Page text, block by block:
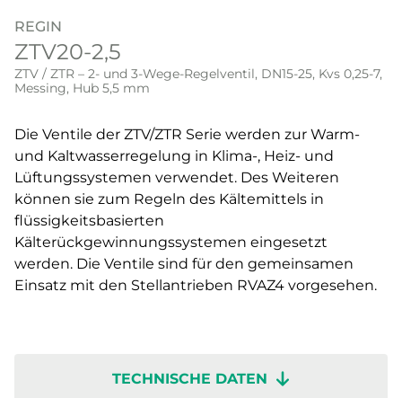
REGIN
ZTV20-2,5
ZTV / ZTR – 2- und 3-Wege-Regelventil, DN15-25, Kvs 0,25-7,
Messing, Hub 5,5 mm
Die Ventile der ZTV/ZTR Serie werden zur Warm-
und Kaltwasserregelung in Klima-, Heiz- und
Lüftungssystemen verwendet. Des Weiteren
können sie zum Regeln des Kältemittels in
flüssigkeitsbasierten
Kälterückgewinnungssystemen eingesetzt
werden. Die Ventile sind für den gemeinsamen
Einsatz mit den Stellantrieben RVAZ4 vorgesehen.
TECHNISCHE DATEN